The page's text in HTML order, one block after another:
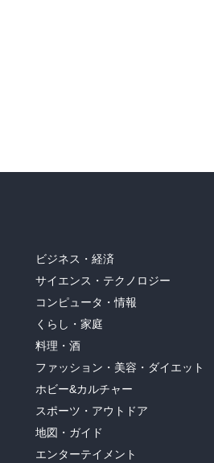
ビジネス・経済
サイエンス・テクノロジー
コンピュータ・情報
くらし・家庭
料理・酒
ファッション・美容・ダイエット
ホビー&カルチャー
スポーツ・アウトドア
地図・ガイド
エンターテイメント